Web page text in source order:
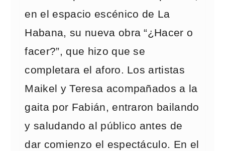
en el espacio escénico de La
Habana, su nueva obra “¿Hacer o
facer?”, que hizo que se
completara el aforo. Los artistas
Maikel y Teresa acompañados a la
gaita por Fabián, entraron bailando
y saludando al público antes de
dar comienzo el espectáculo. En el